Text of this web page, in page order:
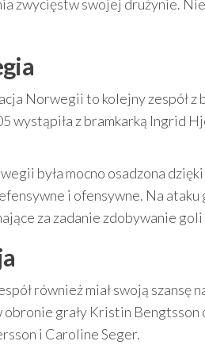
zwycięstw swojej drużynie.
Norwegii to kolejny zespół
wystąpiła z bramkarką Ingrid
była mocno osadzona
i ofensywne. Na
za zadanie zdobywanie
również miał swoją
obronie grały Kristin Bengtsson
i Caroline Seger.